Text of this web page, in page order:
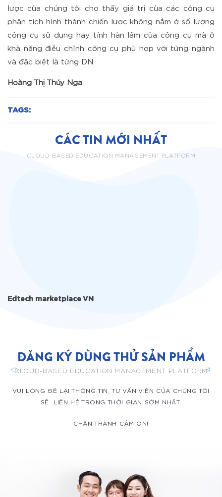
lược của chúng tôi cho thấy giá trị của các công cụ
phân tích hình thành chiến lược không nằm ở số lượng
công cụ sử dụng hay tính hàn lâm của công cụ mà ở
khả năng điều chỉnh công cụ phù hợp với từng ngành
và đặc biệt là từng DN.
Hoàng Thị Thúy Nga
TAGS:
CÁC TIN MỚI NHẤT
CLOUD-BASED EDUCATION MANAGEMENT PLATFORM
Edtech marketplace VN
ĐĂNG KÝ DÙNG THỬ SẢN PHẨM
CLOUD-BASED EDUCATION MANAGEMENT PLATFORM
VUI LÒNG ĐÊ LẠI THÔNG TIN, TƯ VẤN VIÊN CỦA CHÚNG TÔI
SẼ LIÊN HỆ TRONG THỜI GIAN SỚM NHẤT.
CHÂN THÀNH CẢM ƠN!